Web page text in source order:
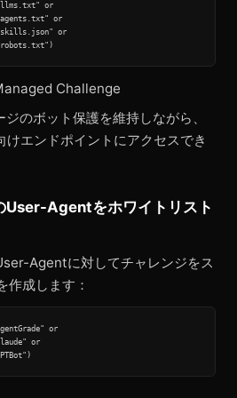
llms.txt" or
or
skills.json" or
Challenge
のボット保護を維持しながら、
けエンドポイントにアクセスでき
User-Agentをホワイトリスト
Agentに対してチャレンジをス
作成します：
or
or